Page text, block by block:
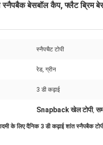
बेसबॉल कैप, फ्लैट ब्रिम
स्नैपचैट टोपी
रेड, ग्रीन
3 डी कढ़ाई
Snapback खेल टोपी,
के लिए दैनिक 3 डी कढ़ाई शांत स्नैपबैक